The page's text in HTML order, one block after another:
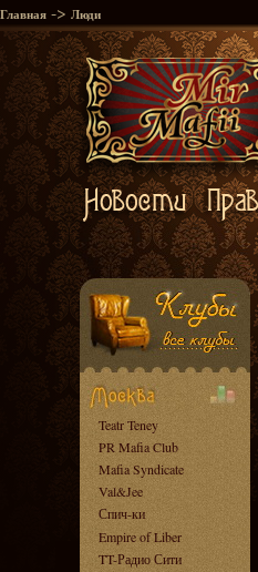
Главная -> Люди
Teatr Teney
PR Mafia Club
Mafia Syndicate
Val&Jee
Спич-ки
Empire of Liber
TT-Радио Сити